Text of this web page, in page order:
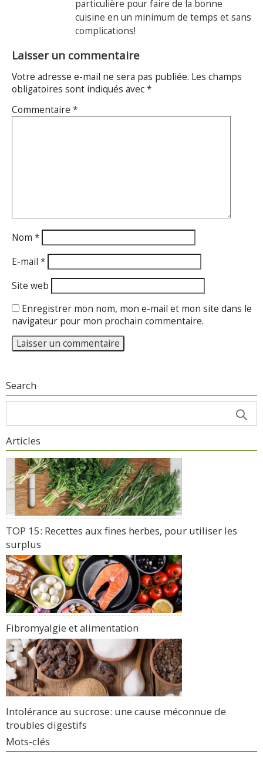
particulière pour faire de la bonne
cuisine en un minimum de temps et sans
complications!
Laisser un commentaire
Votre adresse e-mail ne sera pas publiée. Les champs
obligatoires sont indiqués avec*
Commentaire *
Nom *
E-mail *
Site web
Enregistrer mon nom, mon e-mail et mon site dans le
navigateur pour mon prochain commentaire.
Search
Articles
TOP 15: Recettes aux fines herbes, pour utiliser les
surplus
Fibromyalgie et alimentation
Intolérance au sucrose: une cause méconnue de
troubles digestifs
Mots-clés